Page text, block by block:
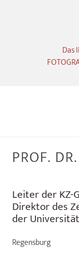
Das
PROF.
Leiter der KZ-
Direktor des
der
Regensburg